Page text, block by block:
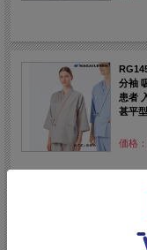
分袖
患者
甚平
価格
79-